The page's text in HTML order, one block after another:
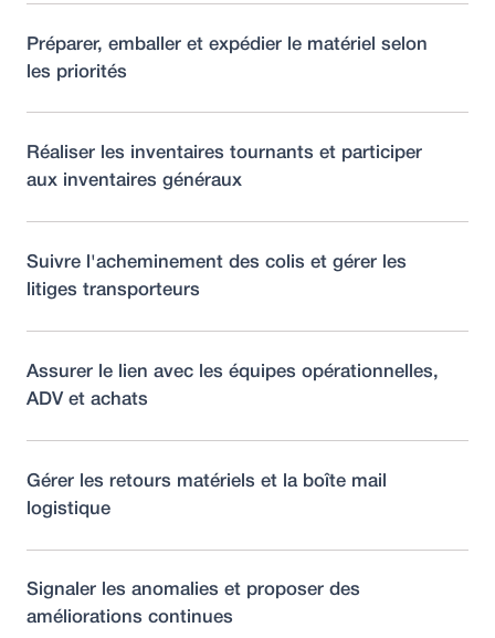
Préparer, emballer et expédier le matériel selon
les priorités
Réaliser les inventaires tournants et participer
aux inventaires généraux
Suivre l'acheminement des colis et gérer les
litiges transporteurs
Assurer le lien avec les équipes opérationnelles,
ADV et achats
Gérer les retours matériels et la boîte mail
logistique
Signaler les anomalies et proposer des
améliorations continues